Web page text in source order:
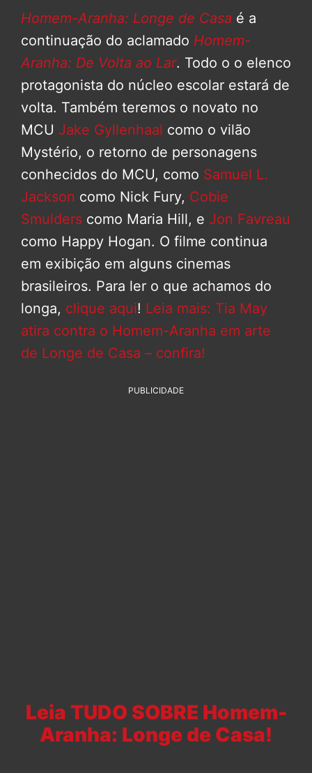
Homem-Aranha: Longe de Casa é a
continuação do aclamado Homem-
Aranha: De Volta ao Lar. Todo o o elenco
protagonista do núcleo escolar estará de
volta. Também teremos o novato no
MCU Jake Gyllenhaal como o vilão
Mystério, o retorno de personagens
conhecidos do MCU, como Samuel L.
Jackson como Nick Fury, Cobie
Smulders como Maria Hill, e Jon Favreau
como Happy Hogan. O filme continua
em exibição em alguns cinemas
brasileiros. Para ler o que achamos do
longa, clique aqui! Leia mais: Tia May
atira contra o Homem-Aranha em arte
de Longe de Casa – confira!
PUBLICIDADE
Leia TUDO SOBRE Homem-
Aranha: Longe de Casa!